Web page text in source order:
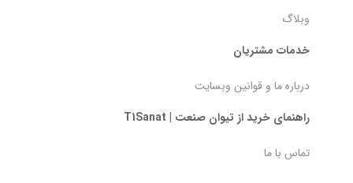
وبلاگ
خدمات مشتریان
درباره ما و قوانین وبسایت
راهنمای خرید از تیوان صنعت | T1Sanat
تماس با ما